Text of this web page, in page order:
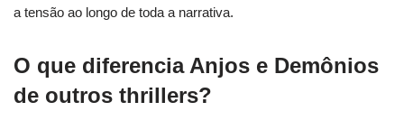
a tensão ao longo de toda a narrativa.
O que diferencia Anjos e Demônios
de outros thrillers?